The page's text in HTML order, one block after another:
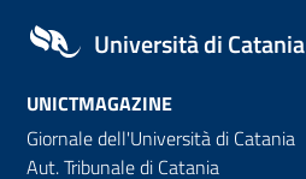
Università di Catania
UNICTMAGAZINE
Giornale dell'Università di Catania
Aut. Tribunale di Catania